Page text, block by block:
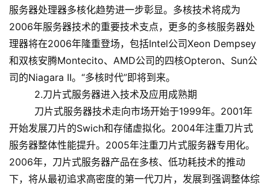
服务器处理器多核化趋势进一步彰显。多核技术将成为
2006年服务器技术的重要技术支点，更多的多核服务器处
理器将在2006年隆重登场，包括Intel公司Xeon Dempsey
和双核安腾Montecito、AMD公司的四核Opteron、Sun公
司的Niagara II。“多核时代”即将到来。
2.刀片式服务器进入技术及应用成熟期
刀片式服务器技术走向市场开始于1999年。2001年
开始发展刀片的Swich和存储虚拟化。2004年注重刀片式
服务器整体性能提升。2005年注重刀片式服务器专用化。
2006年，刀片式服务器产品在多核、低功耗技术的推动
下，将从最初追求高密度的第一代刀片，发展到强调整体综